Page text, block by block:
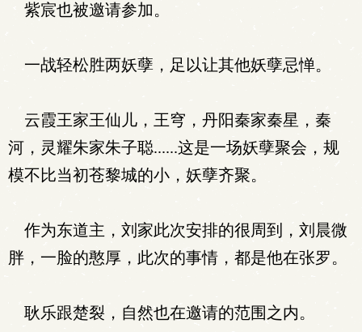
紫宸也被邀请参加。
一战轻松胜两妖孽，足以让其他妖孽忌惮。
云霞王家王仙儿，王穹，丹阳秦家秦星，秦
河，灵耀朱家朱子聪......这是一场妖孽聚会，规
模不比当初苍黎城的小，妖孽齐聚。
作为东道主，刘家此次安排的很周到，刘晨微
胖，一脸的憨厚，此次的事情，都是他在张罗。
耿乐跟楚裂，自然也在邀请的范围之内。